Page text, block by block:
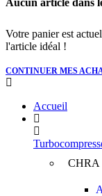
Aucun article dans
Votre panier est
l'article idéal !
CONTINUER MES
Accueil
CHRA